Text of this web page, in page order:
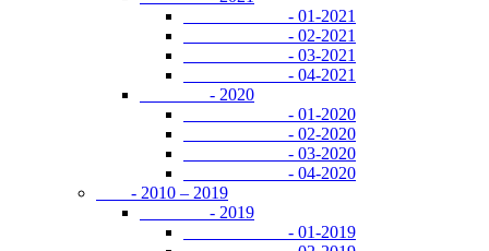
- 01-2021
- 02-2021
- 03-2021
- 04-2021
- 2020
- 01-2020
- 02-2020
- 03-2020
- 04-2020
- 2010 – 2019
- 2019
- 01-2019